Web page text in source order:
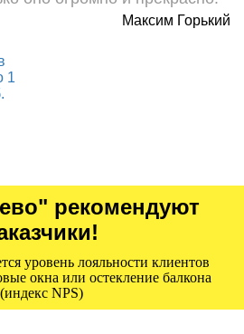
Максим Горький
рекомендуют
уровень лояльности клиентов
окна или остекление балкона
(индекс NPS)